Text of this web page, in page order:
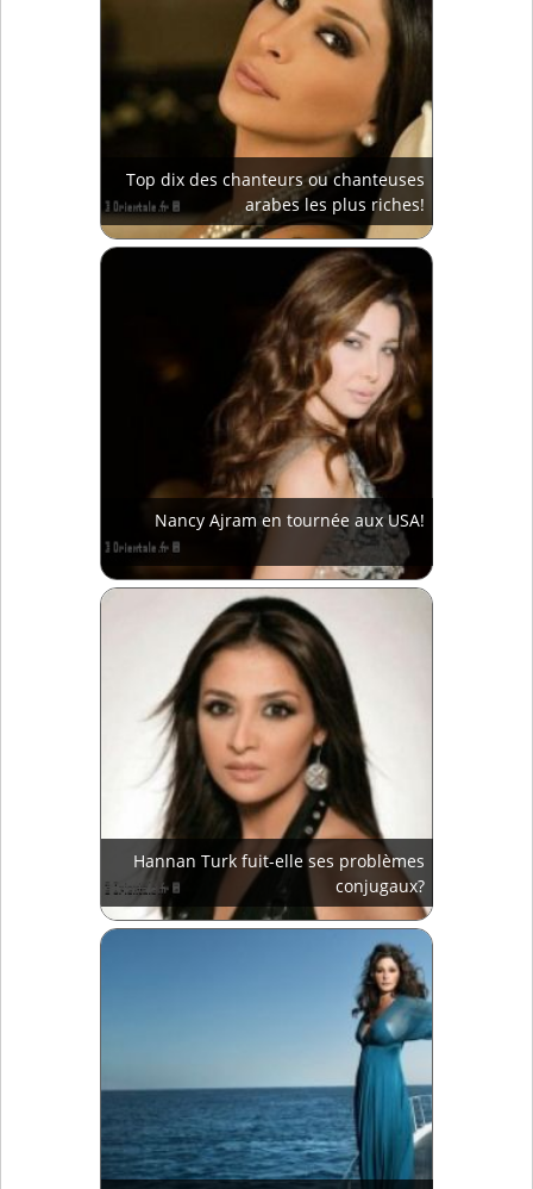
Top dix des chanteurs ou chanteuses
arabes les plus riches!
Nancy Ajram en tournée aux USA!
Hannan Turk fuit-elle ses problèmes
conjugaux?